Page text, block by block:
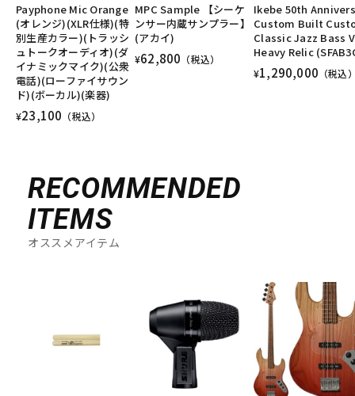
Payphone Mic Orange
(オレンジ)(XLR仕様)(特
別生産カラー)(トラッシ
ュトークオーディオ)(ダ
イナミックマイク)(公衆
電話)(ローファイサウン
ド)(ボーカル)(楽器)
¥23,100 （税込）
MPC Sample 【シーケ
ンサー内蔵サンプラー】
(アカイ)
¥62,800 （税込）
Ikebe 50th
Custom Built
Classic Jazz Bass V
Heavy Relic
¥1,290,000 （税込
RECOMMENDED
ITEMS
オススメアイテム